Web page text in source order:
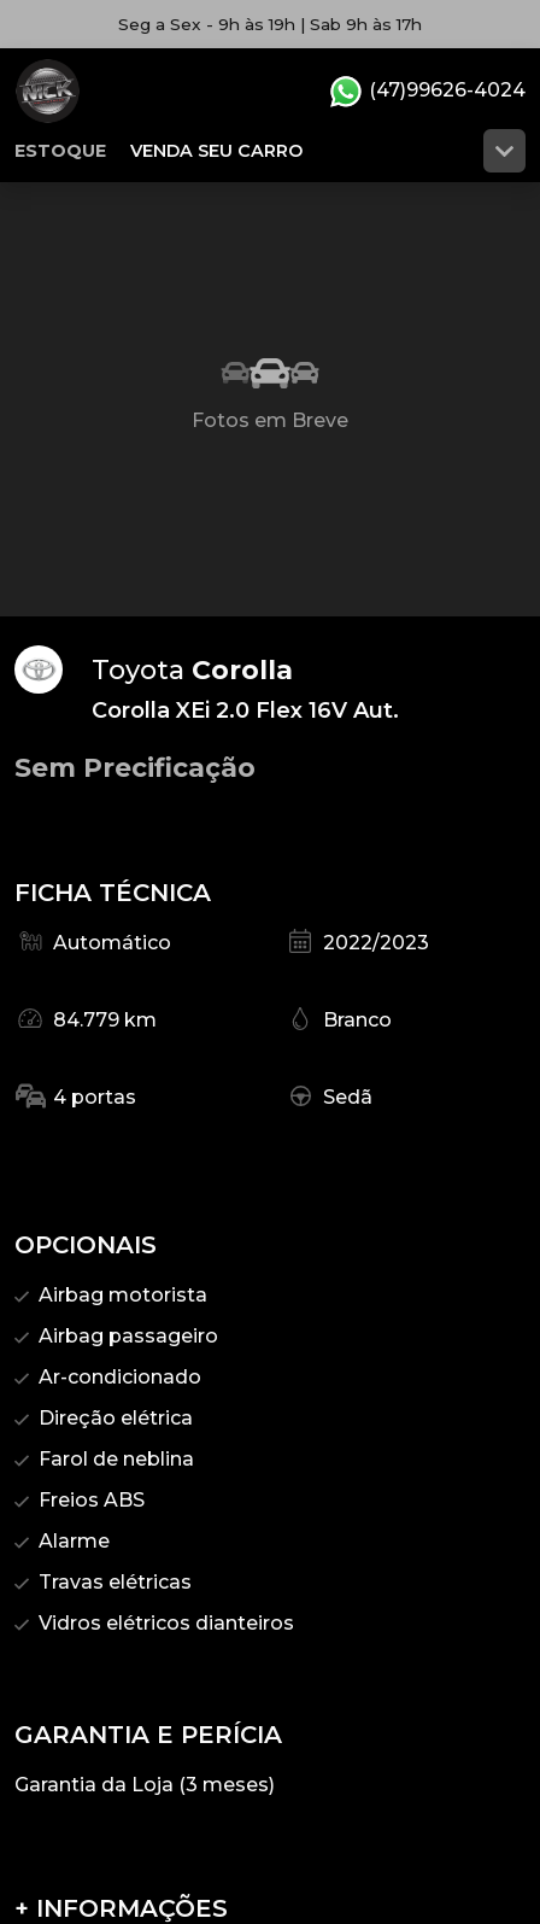
Seg a Sex - 9h às 19h | Sab 9h às 17h
ESTOQUE VENDA SEU CARRO
(47)99626-4024
Fotos em Breve
Toyota Corolla
Corolla XEi 2.0 Flex 16V Aut.
Sem Precificação
FICHA TÉCNICA
Automático 2022/2023
84.779 km Branco
4 portas Sedã
OPCIONAIS
Airbag motorista
Airbag passageiro
Ar-condicionado
Direção elétrica
Farol de neblina
Freios ABS
Alarme
Travas elétricas
Vidros elétricos dianteiros
GARANTIA E PERÍCIA
Garantia da Loja (3 meses)
+ INFORMAÇÕES